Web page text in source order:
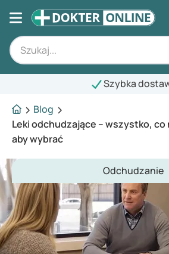
Szybka
Blog
Leki odchudzające – wszystko,
aby wybrać
Odchudzanie